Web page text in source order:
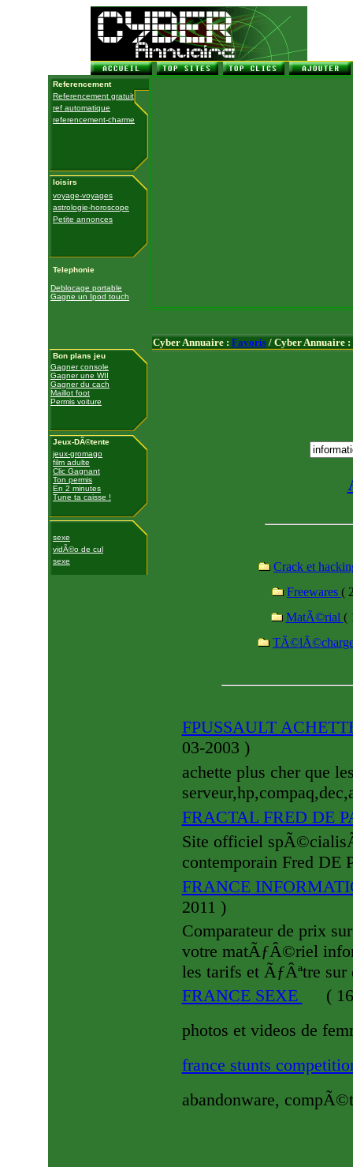
Referencement
Referencement gratuit
ref automatique
referencement-charme
loisirs
voyage-voyages
astrologie-horoscope
Petite annonces
Telephonie
Deblocage portable
Gagne un Ipod touch
Bon plans jeu
Gagner console
Gagner une WII
Gagner du cach
Maillot foot
Permis voiture
Jeux-DÃ©tente
jeux-gromago
film adulte
Clic Gagnant
Ton permis
En 2 minutes
Tune ta caisse !
sexe
vidÃ©o de cul
sexe
Cyber Annuaire : Favoris / Cyber Annuaire :
Crack et
Freewares (
MatÃ©rial (
FPUSSAULT
03-2003 )
achette plus cher que
FRACTAL FRED DE
Site officiel
contemporain Fred DE
FRANCE
2011 )
Comparateur de prix
votre matÃƒÂ©riel
les tarifs et ÃƒÂªtre
FRANCE SEXE
(
photos et videos de
france stunts
abandonware,